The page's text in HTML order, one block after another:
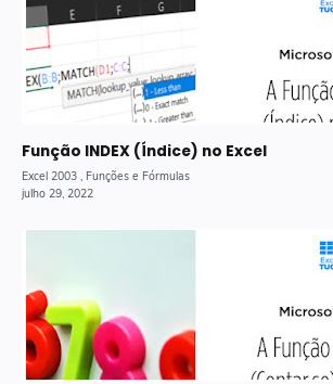
Função INDEX (Índice) no Excel